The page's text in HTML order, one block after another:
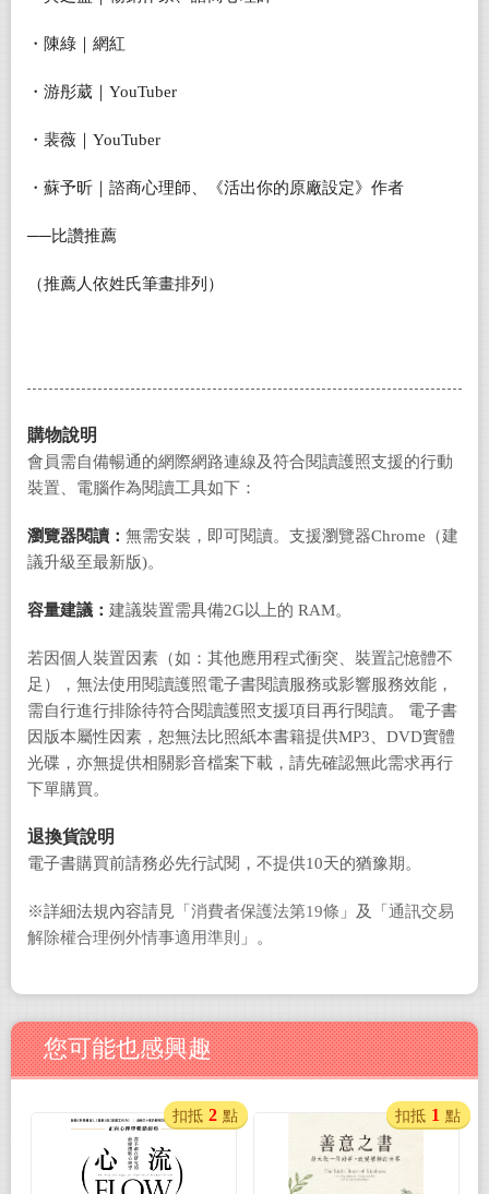
・陳綠｜網紅
・游彤葳｜YouTuber
・裴薇｜YouTuber
・蘇予昕｜諮商心理師、《活出你的原廠設定》作者
──比讚推薦
（推薦人依姓氏筆畫排列）
購物說明
會員需自備暢通的網際網路連線及符合閱讀護照支援的行動
裝置、電腦作為閱讀工具如下：
瀏覽器閱讀： 無需安裝，即可閱讀。支援瀏覽器Chrome（建
議升級至最新版)。
容量建議： 建議裝置需具備2G以上的 RAM。
若因個人裝置因素（如：其他應用程式衝突、裝置記憶體不
足），無法使用閱讀護照電子書閱讀服務或影響服務效能，
需自行進行排除待符合閱讀護照支援項目再行閱讀。 電子書
因版本屬性因素，恕無法比照紙本書籍提供MP3、DVD實體
光碟，亦無提供相關影音檔案下載，請先確認無此需求再行
下單購買。
退換貨說明
電子書購買前請務必先行試閱，不提供10天的猶豫期。
※詳細法規內容請見「 消費者保護法第19條 」及「 通訊交易
解除權合理例外情事適用準則 」。
您可能也感興趣
扣抵 2 點 扣抵 1 點